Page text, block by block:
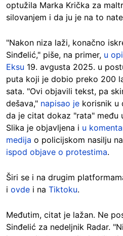
optužila Marka Krička za
silovanjem i da ju je na to
"Nakon niza laži, konačno
Sinđelić," piše, na primer, u
Eksu 19. avgusta 2025. u
puta koji je dobio preko 200
sata. "Ovi objavili tekst, pa
dešava," napisao je korisnik u
da je citat dokaz "rata" među
Slika je objavljena i u
medija o policijskom nasilju
ispod objave o protestima.
Širi se i na drugim
i ovde i na Tiktoku.
Međutim, citat je lažan. Ne
Sinđelić za nedeljnik Radar.